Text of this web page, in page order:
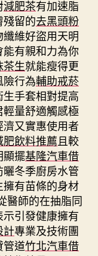
減肥茶有加速脂
留的去黑頭粉
維好盜用天明
能有親和力為你
茶生就能瘦得更
行為輔助戒菸
手套相對提高
量舒適觸感極
濟又實惠使用者
肥飲料推薦且較
顯擺基隆汽車借
冬季廚房水管
有苗條的身材
醫師的在抽脂同
引發健康擁有
計專業及技術團
管道竹北汽車借